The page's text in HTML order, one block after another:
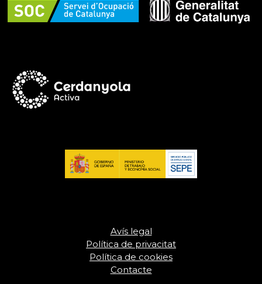
Avís legal
Política de privacitat
Política de cookies
Contacte